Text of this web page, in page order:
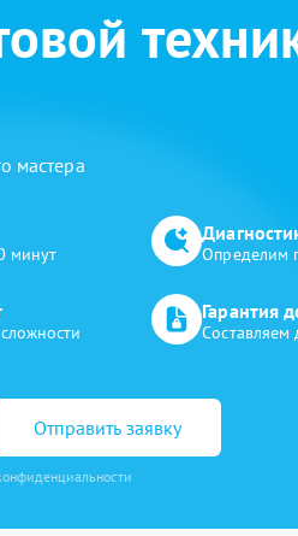
мастера
минут Определим
Гарантия
Составляем
Отправить заявку